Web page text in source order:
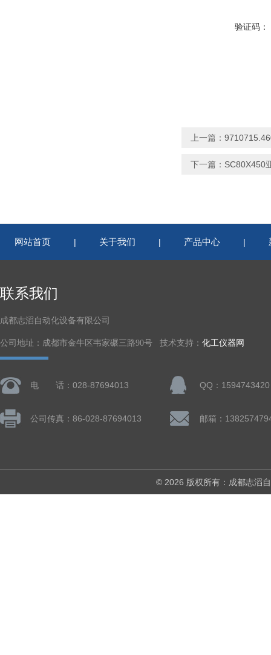
验证码：
上一篇：
下一篇： SC80X450
网站首页 | 关于我们 | 产品中心 |
联系我们
成都志滔自动化设备有限公司
公司地址：成都市金牛区韦家碾三路90号 技术支持： 化工仪器网
电 话：028-87694013 QQ：1594743420
公司传真：86-028-87694013
© 2026 版权所有：成都志滔